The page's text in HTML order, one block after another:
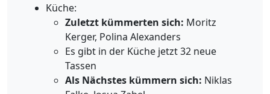
Küche:
Zuletzt kümmerten sich: Moritz
Kerger, Polina Alexanders
Es gibt in der Küche jetzt 32 neue
Tassen
Als Nächstes kümmern sich: Niklas